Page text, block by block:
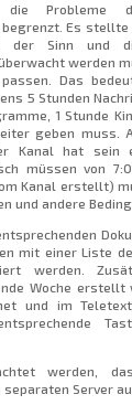
die Probleme
Es stellte
der Sinn und
werden
Das
5 Stunden
1 Stunde
geben muss.
Kanal hat sein
müssen von
Kanal erstellt)
und andere
mit einer Liste
werden.
Woche erstellt
und im
werden,
Server